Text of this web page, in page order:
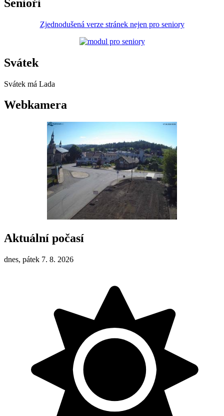
Senioři
Zjednodušená verze stránek nejen pro seniory
Svátek
Svátek má Lada
Webkamera
Aktuální počasí
dnes, pátek 7. 8. 2026